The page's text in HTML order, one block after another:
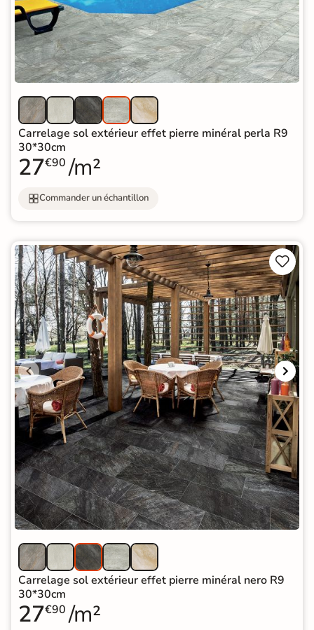
Carrelage sol extérieur effet pierre minéral perla R9
30*30cm
27€90 /m²
Commander un échantillon


Carrelage sol extérieur effet pierre minéral nero R9
30*30cm
27€90 /m²